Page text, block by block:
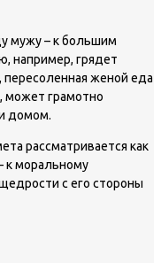
мужу – к большим
например, грядет
женой еда
может грамотно
домом.
рассматривается как
к моральному
с его стороны